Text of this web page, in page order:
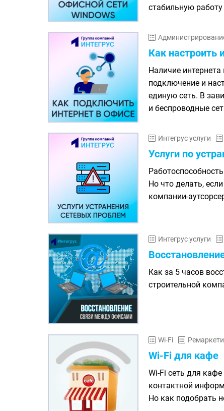
стабильную работу
Как настроить
Наличие
подключение и
единую сеть. В
и беспроводные
Интегрус услуги
Услуги по
Но что делать,
компании-
Интегрус услуги
Как за 5 часов
строительной
Wi-Fi
Wi-Fi для кафе
Wi-Fi сеть для
контактной
Но как подобрать